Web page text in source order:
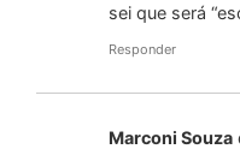
sei que será
Responder
Marconi Souza